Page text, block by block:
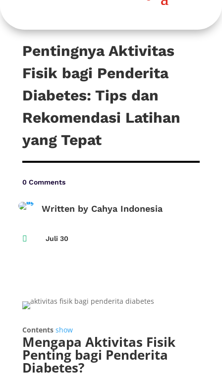
Pentingnya Aktivitas
Fisik bagi Penderita
Diabetes: Tips dan
Rekomendasi Latihan
yang Tepat
0 Comments
Written by Cahya Indonesia
 Juli 30
Contents show
Mengapa Aktivitas Fisik
Penting bagi Penderita
Diabetes?